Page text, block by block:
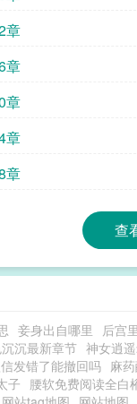
章
章
章
章
章
查
妾身出自哪里 后宫
沉最新章节 神女逍
发错了能撤回吗 麻
子 腰软免费阅读全白